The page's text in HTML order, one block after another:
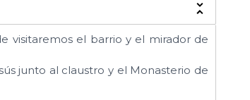
visitaremos el barrio y el mirador de
junto al claustro y el Monasterio de